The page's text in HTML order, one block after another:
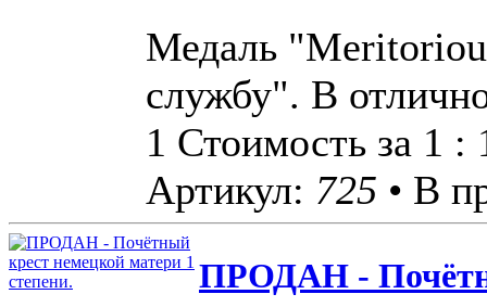
Медаль
службу". В
1 Стоимость за 1 :
Артикул: 725 • В
ПРОДАН -